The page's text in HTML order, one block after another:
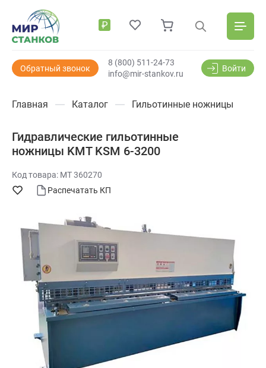
₽
Обратный звонок
info@mir-stankov.ru
8 (800) 511-24-73
Войти
Главная Каталог Гильотинные ножницы
Гидравлические гильотинные
ножницы KMT KSM 6-3200
Код товара: МТ 360270
Распечатать КП